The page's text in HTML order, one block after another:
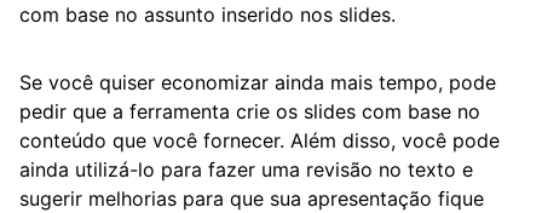
com base no assunto inserido nos slides.
Se você quiser economizar ainda mais tempo, pode
pedir que a ferramenta crie os slides com base no
conteúdo que você fornecer. Além disso, você pode
ainda utilizá-lo para fazer uma revisão no texto e
sugerir melhorias para que sua apresentação fique